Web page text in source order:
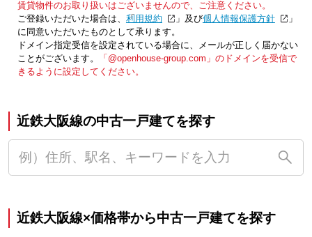
賃貸物件のお取り扱いはございませんので、ご注意ください。
ご登録いただいた場合は、「利用規約 」及び「個人情報保護方針
」
に同意いただいたものとして承ります。
ドメイン指定受信を設定されている場合に、メールが正しく届かない
ことがございます。
「@openhouse-group.com」のドメインを受信で
きるように設定してください。
近鉄大阪線の中古一戸建てを探す
近鉄大阪線×価格帯から中古一戸建てを探す